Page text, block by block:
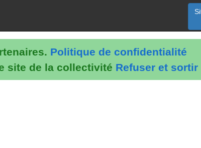
Politique de confidentialité
site de la collectivité Refuser et sortir